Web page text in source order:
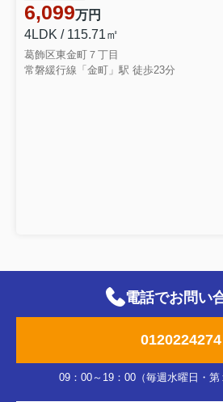
6,099万円
4LDK / 115.71㎡
葛飾区東金町７丁目
常磐緩行線「金町」駅 徒歩23分
電話でお問い
0120224274
09：00～19：00（毎週水曜日・第